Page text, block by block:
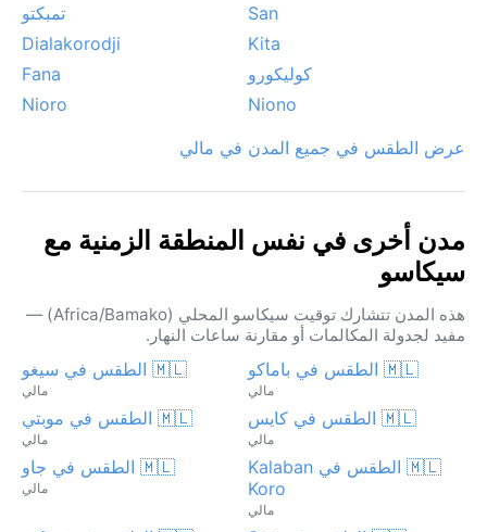
San
تمبكتو
Kita
Dialakorodji
كوليكورو
Fana
Niono
Nioro
عرض الطقس في جميع المدن في مالي
مدن أخرى في نفس المنطقة الزمنية مع
سيكاسو
هذه المدن تتشارك توقيت سيكاسو المحلي (Africa/Bamako) —
مفيد لجدولة المكالمات أو مقارنة ساعات النهار.
🇲🇱 الطقس في باماكو
مالي
🇲🇱 الطقس في سيغو
مالي
🇲🇱 الطقس في كايس
مالي
🇲🇱 الطقس في موبتي
مالي
🇲🇱 الطقس في Kalaban
Koro
مالي
🇲🇱 الطقس في جاو
مالي